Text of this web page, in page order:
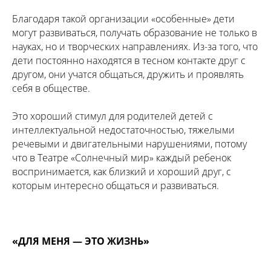
Благодаря такой организации «особенные» дети
могут развиваться, получать образование не только в
науках, но и творческих направлениях. Из-за того, что
дети постоянно находятся в тесном контакте друг с
другом, они учатся общаться, дружить и проявлять
себя в обществе.
Это хороший стимул для родителей детей с
интеллектуальной недостаточностью, тяжелыми
речевыми и двигательными нарушениями, потому
что в Театре «Солнечный мир» каждый ребенок
воспринимается, как близкий и хороший друг, с
которым интересно общаться и развиваться.
«ДЛЯ МЕНЯ — ЭТО ЖИЗНЬ»